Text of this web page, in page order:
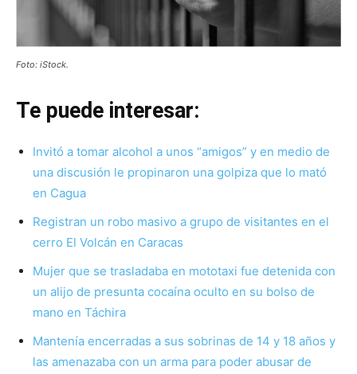
Foto: iStock.
Te puede interesar:
Invitó a tomar alcohol a unos “amigos” y en medio de
una discusión le propinaron una golpiza que lo mató
en Cagua
Registran un robo masivo a grupo de visitantes en el
cerro El Volcán en Caracas
Mujer que se trasladaba en mototaxi fue detenida con
un alijo de presunta cocaína oculto en su bolso de
mano en Táchira
Mantenía encerradas a sus sobrinas de 14 y 18 años y
las amenazaba con un arma para poder abusar de